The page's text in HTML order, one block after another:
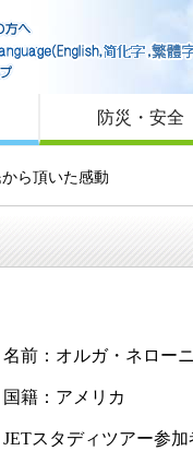
防災・安全
ら頂いた感動
名前：オルガ・ネローニ
国籍：アメリカ
JETスタディツアー参加